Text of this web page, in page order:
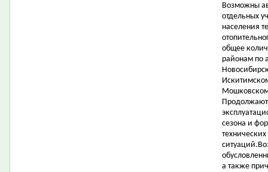
Возможны
отдельных
населения
общее
районам по
сезона и
а также